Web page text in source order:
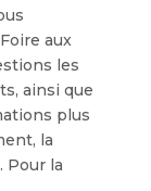
aux
les
ainsi que
plus
la
Pour la